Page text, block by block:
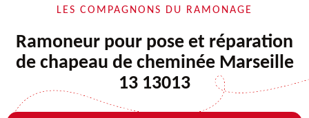
LES COMPAGNONS DU RAMONAGE
Ramoneur pour pose et réparation
de chapeau de cheminée Marseille
13 13013